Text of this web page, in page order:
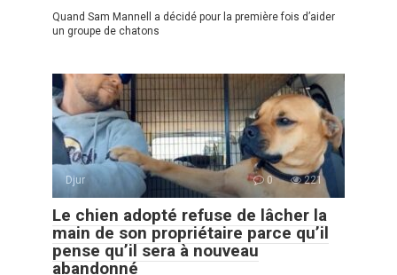
Quand Sam Mannell a décidé pour la première fois d’aider
un groupe de chatons
Djur 0 221
Le chien adopté refuse de lâcher la
main de son propriétaire parce qu’il
pense qu’il sera à nouveau
abandonné